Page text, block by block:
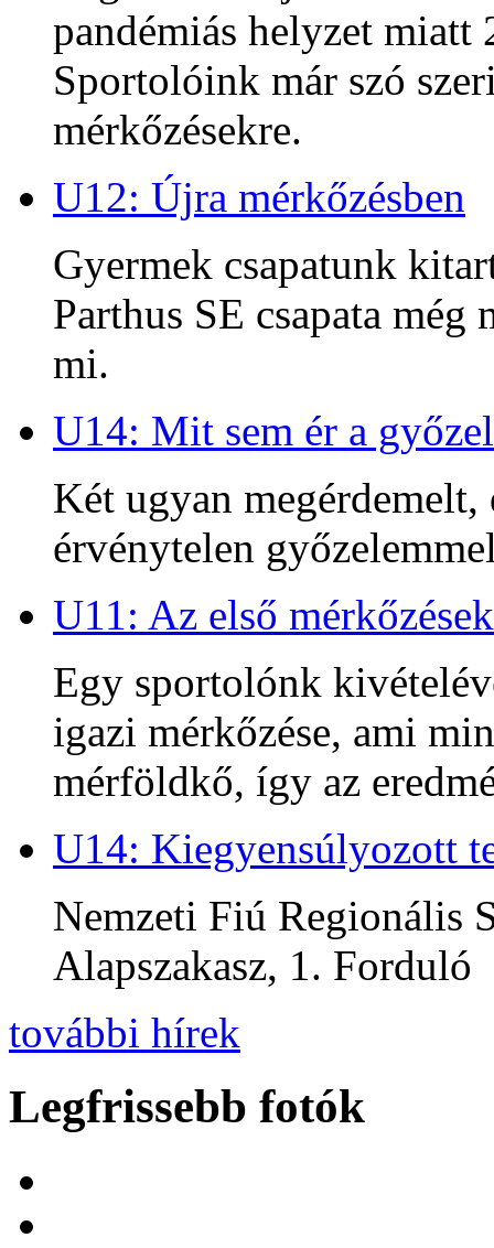
pandémiás helyzet
Sportolóink már szó
mérkőzésekre.
U12: Újra mérkőzésben
Gyermek csapatunk
Parthus SE csapata
mi.
U14: Mit sem ér a
Két ugyan
érvénytelen
U11: Az első mérkőzések
Egy sportolónk
igazi mérkőzése, ami
mérföldkő, így az
U14: Kiegyensúlyozott
Nemzeti Fiú Regionális
Alapszakasz, 1. Forduló
további hírek
Legfrissebb fotók